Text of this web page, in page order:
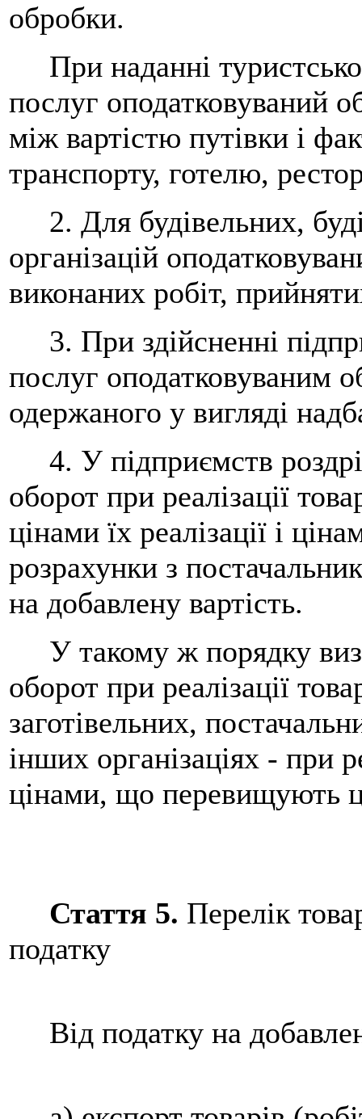
обробки.
При наданні
послуг оподатковуваний
між вартістю путівки і
транспорту, готелю,
2. Для будівельних,
організацій
виконаних робіт,
3. При здійсненні
послуг оподатковуваним
одержаного у вигляді
4. У підприємств
оборот при реалізації
цінами їх реалізації і
розрахунки з
на добавлену вартість.
У такому ж порядку
оборот при реалізації
заготівельних,
інших організаціях - при
цінами, що перевищують
Стаття 5. Перелік
податку
Від податку на